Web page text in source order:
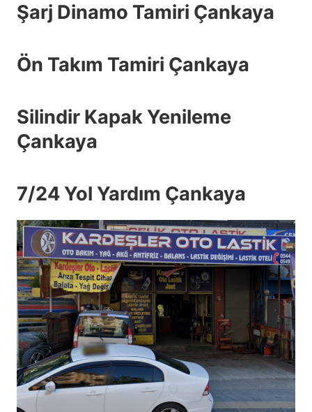
Şarj Dinamo Tamiri Çankaya
Ön Takım Tamiri Çankaya
Silindir Kapak Yenileme
Çankaya
7/24 Yol Yardım Çankaya